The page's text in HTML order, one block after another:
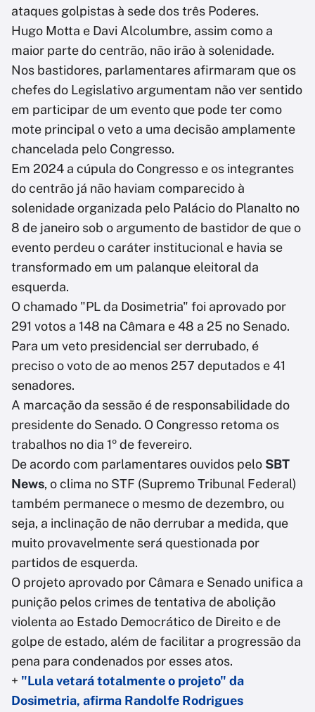
ataques golpistas à sede dos três Poderes.
Hugo Motta e Davi Alcolumbre, assim como a
maior parte do centrão, não irão à solenidade.
Nos bastidores, parlamentares afirmaram que os
chefes do Legislativo argumentam não ver sentido
em participar de um evento que pode ter como
mote principal o veto a uma decisão amplamente
chancelada pelo Congresso.
Em 2024 a cúpula do Congresso e os integrantes
do centrão já não haviam comparecido à
solenidade organizada pelo Palácio do Planalto no
8 de janeiro sob o argumento de bastidor de que o
evento perdeu o caráter institucional e havia se
transformado em um palanque eleitoral da
esquerda.
O chamado "PL da Dosimetria" foi aprovado por
291 votos a 148 na Câmara e 48 a 25 no Senado.
Para um veto presidencial ser derrubado, é
preciso o voto de ao menos 257 deputados e 41
senadores.
A marcação da sessão é de responsabilidade do
presidente do Senado. O Congresso retoma os
trabalhos no dia 1º de fevereiro.
De acordo com parlamentares ouvidos pelo SBT
News, o clima no STF (Supremo Tribunal Federal)
também permanece o mesmo de dezembro, ou
seja, a inclinação de não derrubar a medida, que
muito provavelmente será questionada por
partidos de esquerda.
O projeto aprovado por Câmara e Senado unifica a
punição pelos crimes de tentativa de abolição
violenta ao Estado Democrático de Direito e de
golpe de estado, além de facilitar a progressão da
pena para condenados por esses atos.
+ "Lula vetará totalmente o projeto" da
Dosimetria, afirma Randolfe Rodrigues